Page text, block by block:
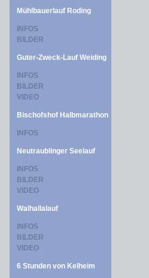
Mühlbauerlauf Roding
INFOS
BILDER
Guter-Zweck-Lauf Weiding
INFOS
BILDER
VIDEO
Bischofshof Halbmarathon
INFOS
Neutraublinger Seelauf
INFOS
BILDER
VIDEO
Walhallalauf
INFOS
BILDER
VIDEO
6 Stunden von Kelheim